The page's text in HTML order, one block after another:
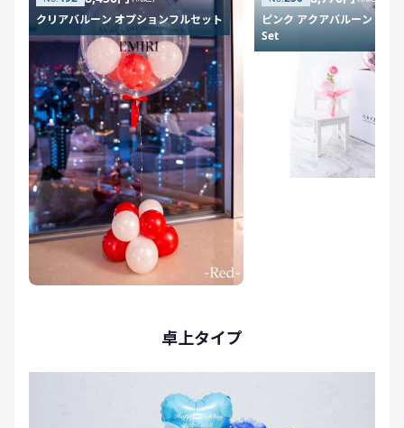
クリアバルーン オプションフルセット
ピンク アクアバルーン × ハ
Set
卓上タイプ